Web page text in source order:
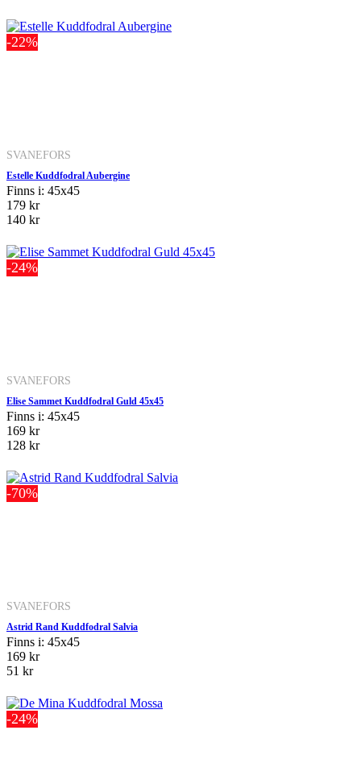
-22%
SVANEFORS
Estelle Kuddfodral Aubergine
Finns i: 45x45
179 kr
140 kr
-24%
SVANEFORS
Elise Sammet Kuddfodral Guld 45x45
Finns i: 45x45
169 kr
128 kr
-70%
SVANEFORS
Astrid Rand Kuddfodral Salvia
Finns i: 45x45
169 kr
51 kr
-24%